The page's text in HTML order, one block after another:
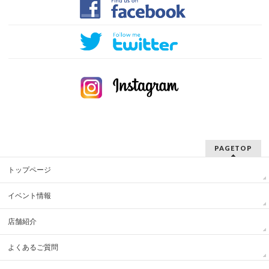
PAGETOP
トップページ
イベント情報
店舗紹介
よくあるご質問